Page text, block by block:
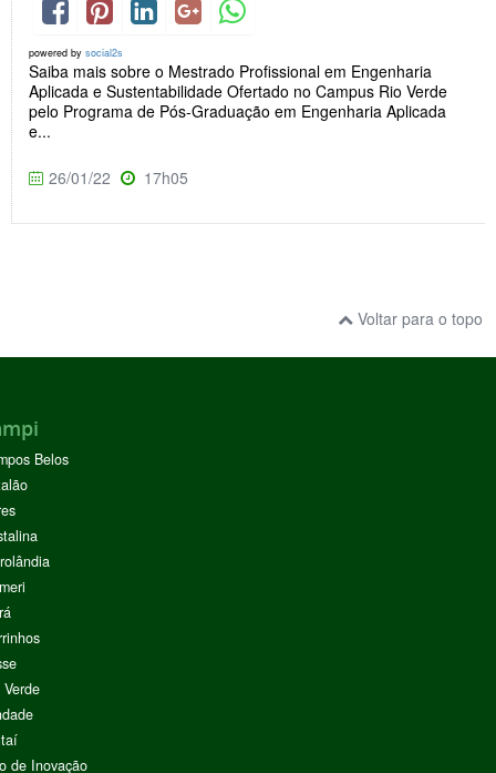
powered by social2s
Saiba mais sobre o Mestrado Profissional em Engenharia
Aplicada e Sustentabilidade Ofertado no Campus Rio Verde
pelo Programa de Pós-Graduação em Engenharia Aplicada
e...
26/01/22 17h05
Voltar para o topo
Belos
de Inovação